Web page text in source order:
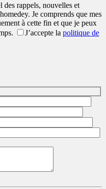
des rappels, nouvelles et
Je comprends que mes
à cette fin et que je peux
J’accepte la politique de